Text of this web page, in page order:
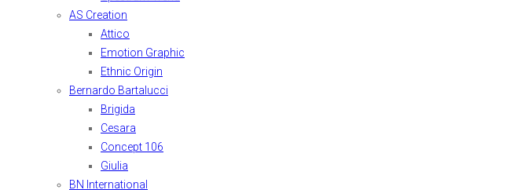
AS Creation
Attico
Emotion Graphic
Ethnic Origin
Bernardo Bartalucci
Brigida
Cesara
Concept 106
Giulia
BN International